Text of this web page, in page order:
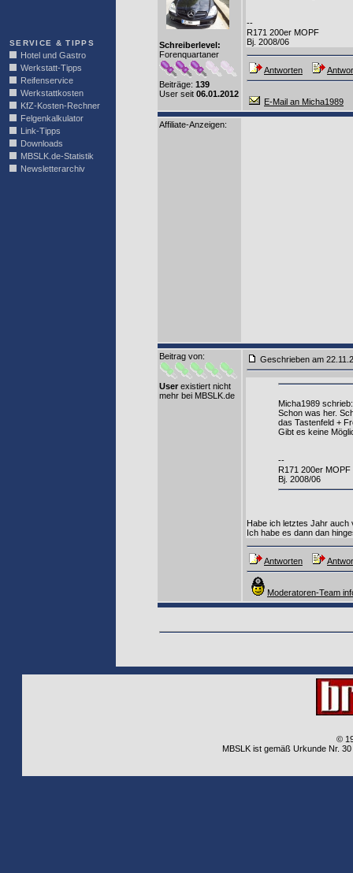
SERVICE & TIPPS
Hotel und Gastro
Werkstatt-Tipps
Reifenservice
Werkstattkosten
KfZ-Kosten-Rechner
Felgenkalkulator
Link-Tipps
Downloads
MBSLK.de-Statistik
Newsletterarchiv
Schreiberlevel:
Forenquartaner
Beiträge: 139
User seit 06.01.2012
--
R171 200er MOPF
Bj. 2008/06
Antworten
E-Mail an Micha1989
Affiliate-Anzeigen:
Beitrag von:
User existiert nicht
mehr bei MBSLK.de
Geschrieben am
Micha1989 schrieb:
Schon was her.
das Tastenfeld +
Gibt es keine
--
R171 200er MOPF
Bj. 2008/06
Habe ich letztes Jahr auch
Ich habe es dann dan
Antworten
Moderatoren-Team
©
MBSLK ist gemäß Urkunde Nr.